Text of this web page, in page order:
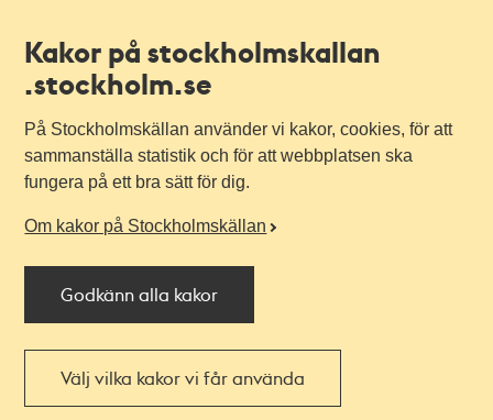
Kakor på stockholmskallan
.stockholm.se
På Stockholmskällan använder vi kakor, cookies, för att
sammanställa statistik och för att webbplatsen ska
fungera på ett bra sätt för dig.
Om kakor på Stockholmskällan
Godkänn alla kakor
Välj vilka kakor vi får använda